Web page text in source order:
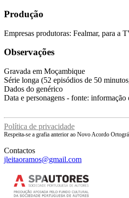
Produção
Empresas produtoras: Fealmar, para a
Observações
Gravada em Moçambique
Série longa (52 episódios de 50
Dados do genérico
Data e personagens - fonte: informação
Política de privacidade
Respeita-se a grafia anterior ao Novo Acordo
Contactos
jleitaoramos@gmail.com